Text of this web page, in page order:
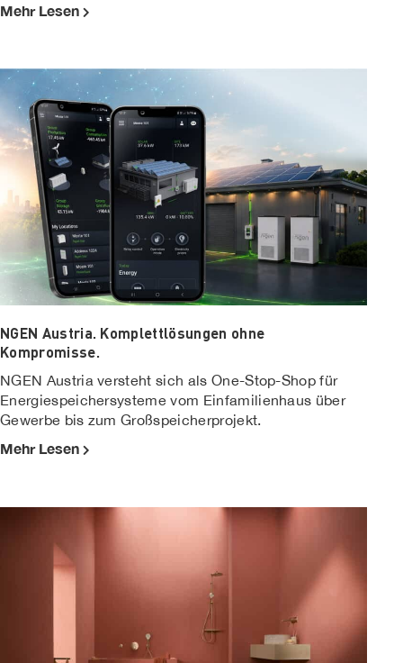
Mehr Lesen
NGEN Austria. Komplettlösungen ohne
Kompromisse.
NGEN Austria versteht sich als One-Stop-Shop für
Energiespeichersysteme vom Einfamilienhaus über
Gewerbe bis zum Großspeicherprojekt.
Mehr Lesen